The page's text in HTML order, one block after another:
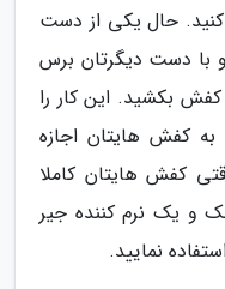
حال یکی از دست
با دست دیگرتان برس
کفش بکشید. این کار را
کفش هایتان اجازه
کفش هایتان کاملا
و یک نرم کننده جیر
نمایید.